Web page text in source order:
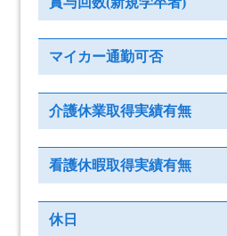
マイカー通勤可否
介護休業取得実績有無
看護休暇取得実績有無
休日